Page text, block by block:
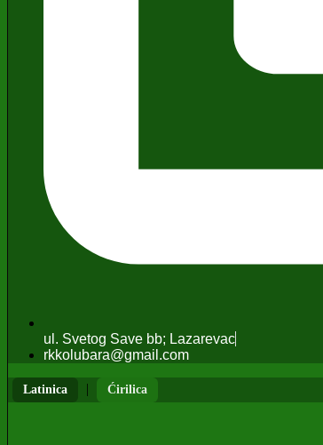
ul. Svetog Save bb; Lazarevac
rkkolubara@gmail.com
Latinica | Ćirilica